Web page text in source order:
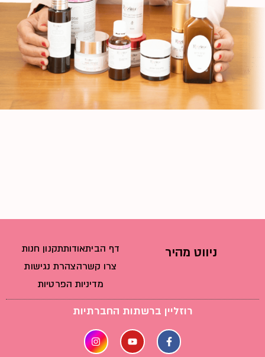
ניווט מהיר דף הביתאודותתקנון חנות
צרו קשרהצהרת נגישות
מדיניות הפרטיות
רוזליין ברשתות החברתיות